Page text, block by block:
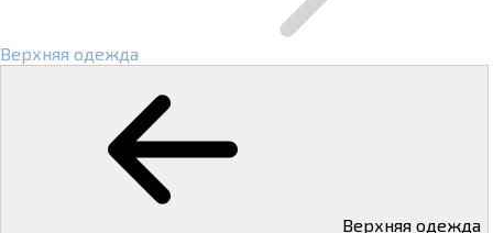
Верхняя одежда
Верхняя одежда